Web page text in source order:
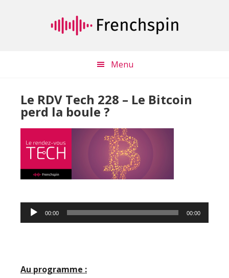
Menu
Le RDV Tech 228 – Le Bitcoin
perd la boule ?
Lecteur
audio
00:00 00:00
Au programme :